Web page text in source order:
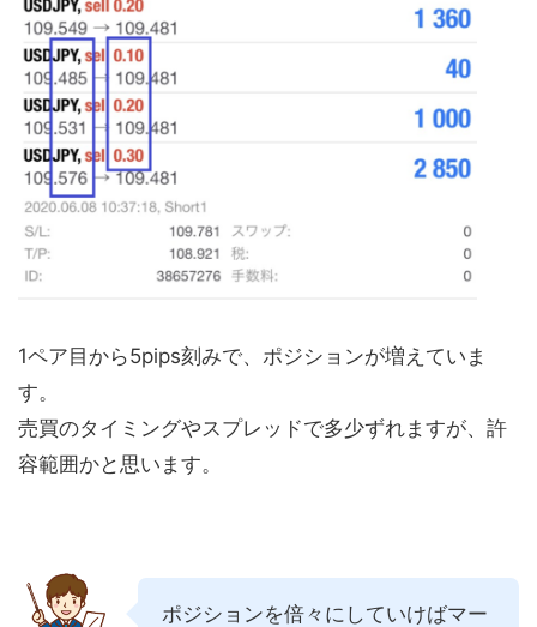
1ペア目から5pips刻みで、ポジションが増えていま
す。
売買のタイミングやスプレッドで多少ずれますが、許
容範囲かと思います。
ポジションを倍々にしていけばマー